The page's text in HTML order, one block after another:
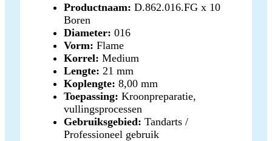
Productnaam: D.862.016.FG x 10
Boren
Diameter: 016
Vorm: Flame
Korrel: Medium
Lengte: 21 mm
Koplengte: 8,00 mm
Toepassing: Kroonpreparatie,
vullingsprocessen
Gebruiksgebied: Tandarts /
Professioneel gebruik